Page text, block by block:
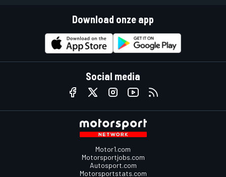
Download onze app
Social media
Motor1.com
Motorsportjobs.com
Autosport.com
Motorsportstats.com